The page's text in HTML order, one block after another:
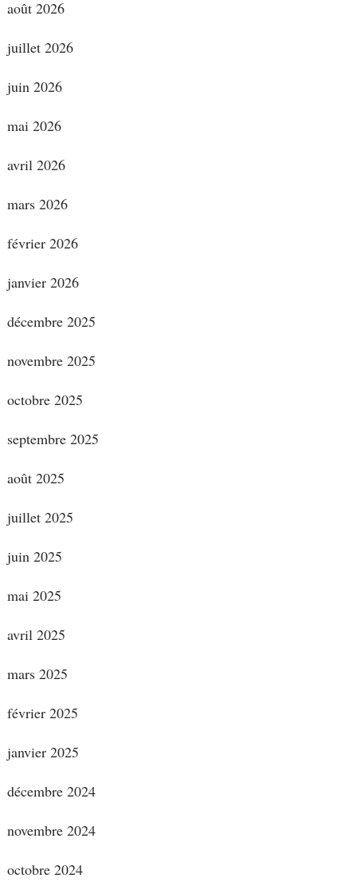
août 2026
juillet 2026
juin 2026
mai 2026
avril 2026
mars 2026
février 2026
janvier 2026
décembre 2025
novembre 2025
octobre 2025
septembre 2025
août 2025
juillet 2025
juin 2025
mai 2025
avril 2025
mars 2025
février 2025
janvier 2025
décembre 2024
novembre 2024
octobre 2024